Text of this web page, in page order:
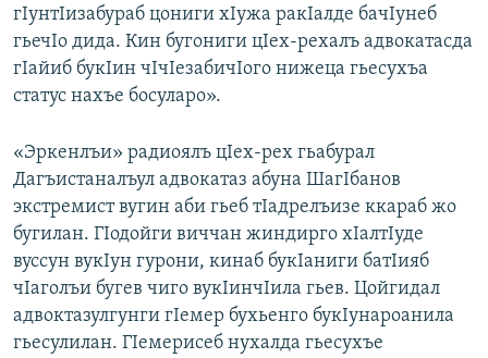
гIунтIизабураб цониги хIужа ракIалде бачIунеб
гьечIо дида. Кин бугониги цIех-рехалъ адвокатасда
гIайиб букIин чIчIезабичIого нижеца гьесухъа
статус нахъе босуларо».
«Эркенлъи» радиоялъ цIех-рех гьабурал
Дагъистаналъул адвокатаз абуна ШагIбанов
экстремист вугин аби гьеб тIадрелъизе ккараб жо
бугилан. ГIодойги виччан жиндирго хIалтIуде
вуссун вукIун гурони, кинаб букIаниги батIияб
чIаголъи бугев чиго вукIинчIила гьев. Цойгидал
адвоктазулгунги гIемер бухьенго букIунароанила
гьесулилан. ГIемерисеб нухалда гьесухъе